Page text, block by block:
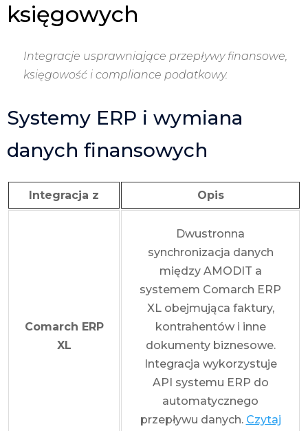
księgowych
Integracje usprawniające przepływy finansowe,
księgowość i compliance podatkowy.
Systemy ERP i wymiana
danych finansowych
Integracja z Opis
Comarch ERP
XL
Dwustronna
synchronizacja danych
między AMODIT a
systemem Comarch ERP
XL obejmująca faktury,
kontrahentów i inne
dokumenty biznesowe.
Integracja wykorzystuje
API systemu ERP do
automatycznego
przepływu danych. Czytaj